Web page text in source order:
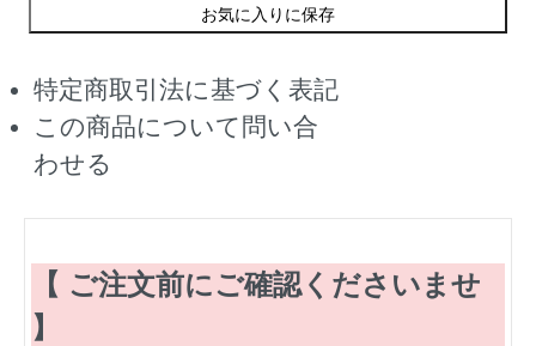
お気に入りに保存
特定商取引法に基づく表記
この商品について問い合
わせる
【 ご注文前にご確認くださいませ
】